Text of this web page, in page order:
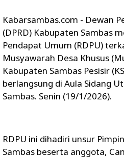
Kabarsambas.com - Dewan
(DPRD) Kabupaten Sambas
Pendapat Umum (RDPU)
Musyawarah Desa Khusus
Kabupaten Sambas Pesisir
berlangsung di Aula Sidang
Sambas. Senin (19/1/2026).
RDPU ini dihadiri unsur
Sambas beserta anggota,